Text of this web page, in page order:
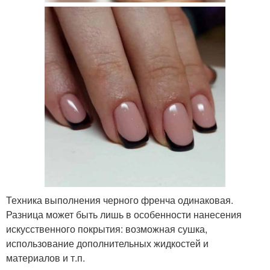
Техника выполнения черного френча одинаковая.
Разница может быть лишь в особенности нанесения
искусственного покрытия: возможная сушка,
использование дополнительных жидкостей и
материалов и т.п.